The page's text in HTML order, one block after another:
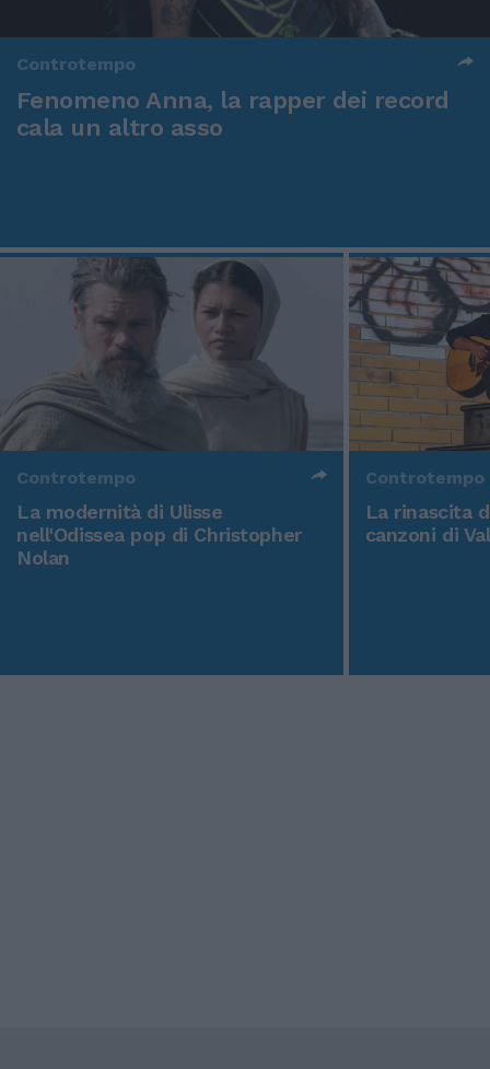
Controtempo
Fenomeno Anna, la rapper dei record
cala un altro asso
Controtempo
La modernità di Ulisse
nell'Odissea pop di Christopher
Nolan
Controtempo
La rinascita
canzoni di